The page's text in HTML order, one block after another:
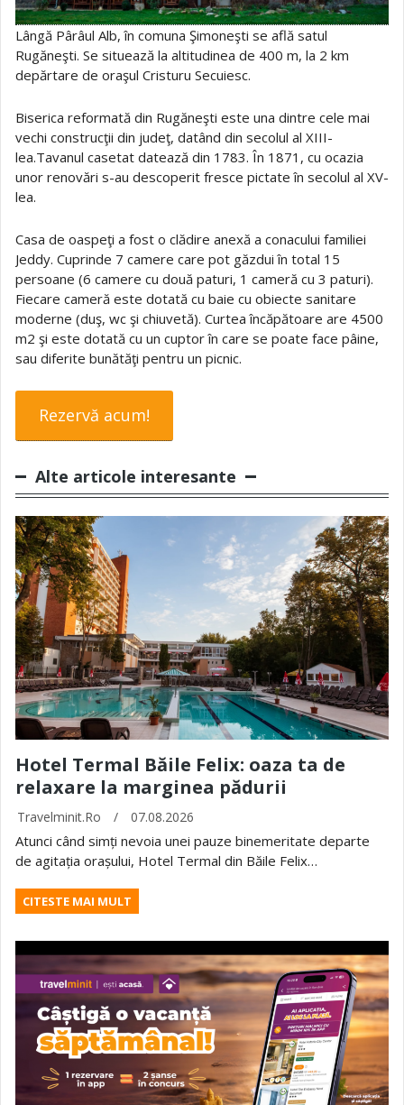
Lângă Pârâul Alb, în comuna Şimoneşti se află satul
Rugăneşti. Se situează la altitudinea de 400 m, la 2 km
depărtare de oraşul Cristuru Secuiesc.
Biserica reformată din Rugăneşti este una dintre cele mai
vechi construcţii din judeţ, datând din secolul al XIII-
lea.Tavanul casetat datează din 1783. În 1871, cu ocazia
unor renovări s-au descoperit fresce pictate în secolul al XV-
lea.
Casa de oaspeţi a fost o clădire anexă a conacului familiei
Jeddy. Cuprinde 7 camere care pot găzdui în total 15
persoane (6 camere cu două paturi, 1 cameră cu 3 paturi).
Fiecare cameră este dotată cu baie cu obiecte sanitare
moderne (duş, wc şi chiuvetă). Curtea încăpătoare are 4500
m2 şi este dotată cu un cuptor în care se poate face pâine,
sau diferite bunătăţi pentru un picnic.
Rezervă acum!
Alte articole interesante
Hotel Termal Băile Felix: oaza ta de
relaxare la marginea pădurii
Travelminit.ro / 07.08.2026
Atunci când simți nevoia unei pauze binemeritate departe
de agitația orașului, Hotel Termal din Băile Felix…
CITESTE MAI MULT